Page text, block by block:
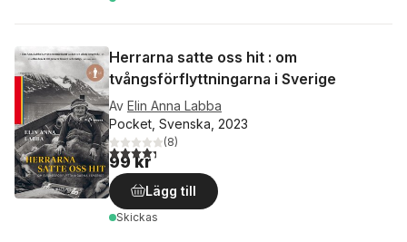
Herrarna satte oss hit : om
tvångsförflyttningarna i Sverige
Av Elin Anna Labba
Pocket, Svenska, 2023
4,3utav 5 stjärnor. Totalt antal röster:
(8)
99 kr
Lägg till
Skickas